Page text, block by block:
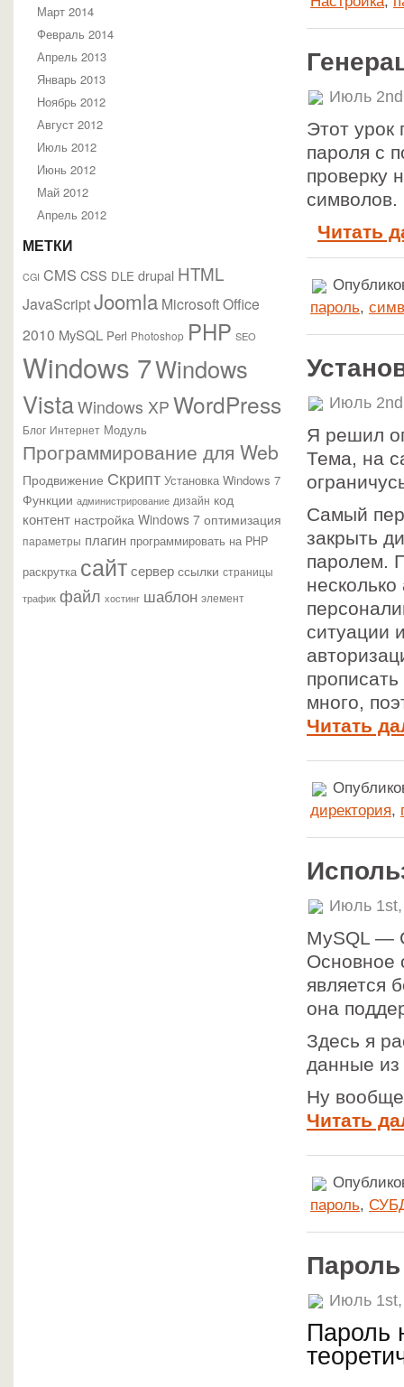
Март 2014
Февраль 2014
Апрель 2013
Январь 2013
Ноябрь 2012
Август 2012
Июль 2012
Июнь 2012
Май 2012
Апрель 2012
МЕТКИ
CGI CMS CSS DLE drupal HTML
JavaScriptJoomla Microsoft Office
2010 MySQL Perl Photoshop PHP SEO
Windows 7Windows
VistaWindows XP WordPress
Блог Интернет Модуль
Программирование для Web
Продвижение Скрипт Установка Windows 7
Функции администрирование дизайн код
контент настройка Windows 7 оптимизация
параметры плагин программировать на PHP
раскрутка сайтсервер ссылки страницы
трафик файл хостинг шаблон элемент
Июль
Этот урок
пароля с
проверку
Читать
пароль,
Июль
Я решил
Тема, на
Самый
закрыть
паролем.
ситуации
много,
Читать
директория,
Июль
MySQL —
Основное
является
она
Здесь я
данные из
Ну
Читать
пароль,
Июль
Пароль